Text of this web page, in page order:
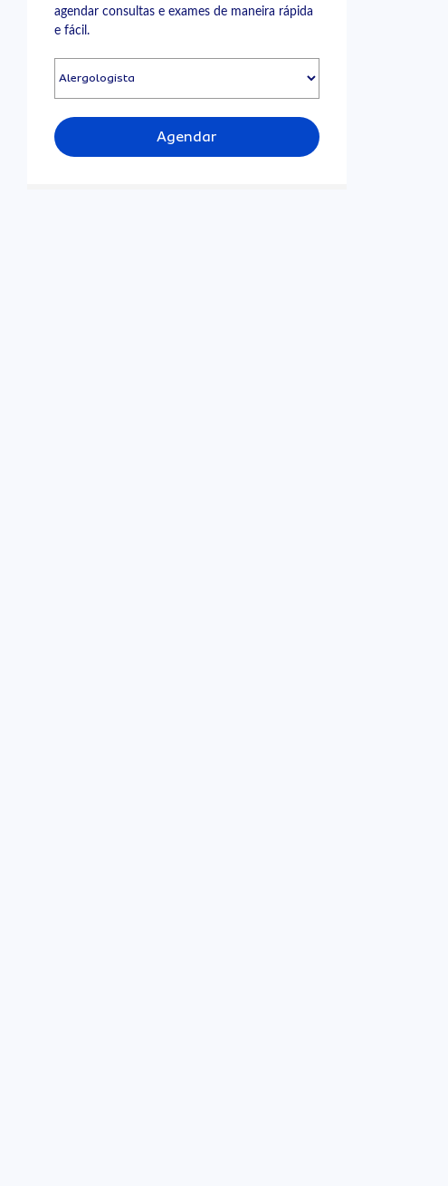
agendar consultas e exames de maneira rápida
e fácil.
Agendar